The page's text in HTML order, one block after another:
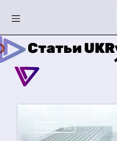
Статьи
ОБЩЕСТВО